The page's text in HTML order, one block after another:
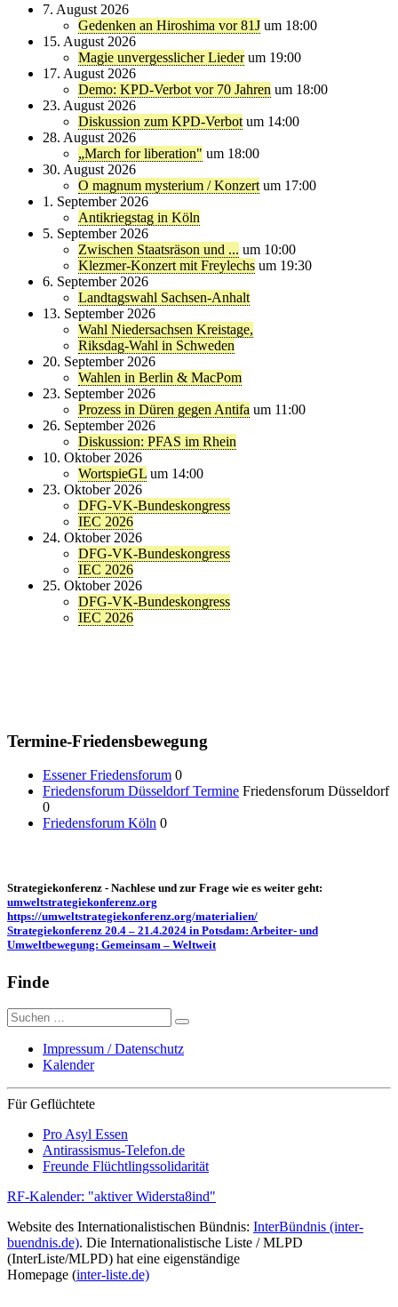
7. August 2026
Gedenken an Hiroshima vor 81J um 18:00
15. August 2026
Magie unvergesslicher Lieder um 19:00
17. August 2026
Demo: KPD-Verbot vor 70 Jahren um 18:00
23. August 2026
Diskussion zum KPD-Verbot um 14:00
28. August 2026
„March for liberation" um 18:00
30. August 2026
O magnum mysterium / Konzert um 17:00
1. September 2026
Antikriegstag in Köln
5. September 2026
Zwischen Staatsräson und ... um 10:00
Klezmer-Konzert mit Freylechs um 19:30
6. September 2026
Landtagswahl Sachsen-Anhalt
13. September 2026
Wahl Niedersachsen Kreistage,
Riksdag-Wahl in Schweden
20. September 2026
Wahlen in Berlin & MacPom
23. September 2026
Prozess in Düren gegen Antifa um 11:00
26. September 2026
Diskussion: PFAS im Rhein
10. Oktober 2026
WortspieGL um 14:00
23. Oktober 2026
DFG-VK-Bundeskongress
IEC 2026
24. Oktober 2026
DFG-VK-Bundeskongress
IEC 2026
25. Oktober 2026
DFG-VK-Bundeskongress
IEC 2026
Termine-Friedensbewegung
Essener Friedensforum 0
Friedensforum Düsseldorf Termine Friedensforum Düsseldorf
0
Friedensforum Köln 0
Strategiekonferenz - Nachlese und zur Frage wie es weiter geht:
umweltstrategiekonferenz.org
https://umweltstrategiekonferenz.org/materialien/
Strategiekonferenz 20.4 – 21.4.2024 in Potsdam: Arbeiter- und
Umweltbewegung: Gemeinsam – Weltweit
Finde
Suche
nach:
Impressum / Datenschutz
Kalender
Für Geflüchtete
Pro Asyl Essen
Antirassismus-Telefon.de
Freunde Flüchtlingssolidarität
RF-Kalender: "aktiver Widersta8ind"
Website des Internationalistischen Bündnis: InterBündnis (inter-
buendnis.de). Die Internationalistische Liste / MLPD
(InterListe/MLPD) hat eine eigenständige
Homepage (inter-liste.de)